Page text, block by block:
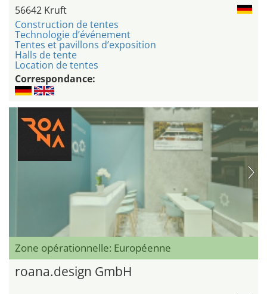
56642 Kruft
Construction de tentes
Technologie d’événement
Tentes et pavillons d’exposition
Halls de tente
Location de tentes
Correspondance:
Zone opérationnelle: Européenne
roana.design GmbH